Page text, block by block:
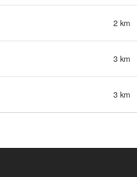
2 km
3 km
3 km